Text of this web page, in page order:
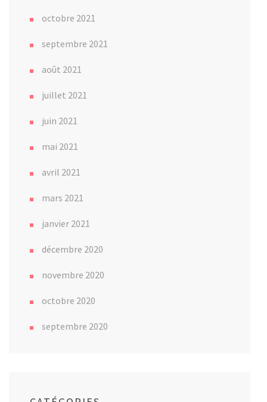
octobre 2021
septembre 2021
août 2021
juillet 2021
juin 2021
mai 2021
avril 2021
mars 2021
janvier 2021
décembre 2020
novembre 2020
octobre 2020
septembre 2020